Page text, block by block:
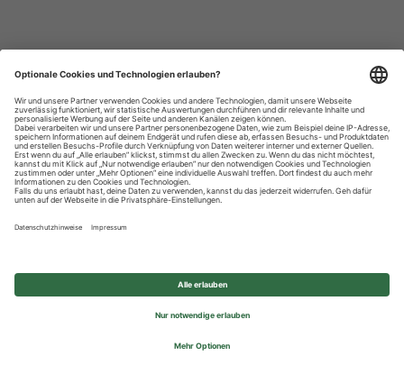
Datenschutzhinweise
Impressum
Privatsphäre-Einstellungen
© 2026 REWE Group - All rights reserved